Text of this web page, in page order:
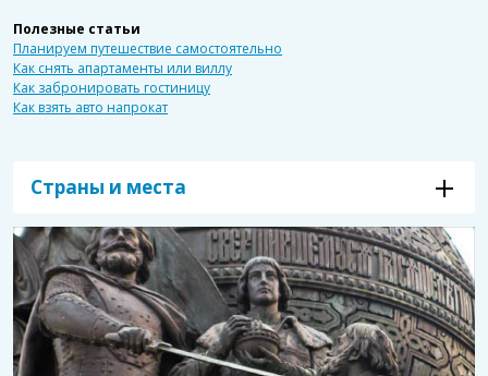
Полезные статьи
Планируем путешествие самостоятельно
Как снять апартаменты или виллу
Как забронировать гостиницу
Как взять авто напрокат
Страны и места